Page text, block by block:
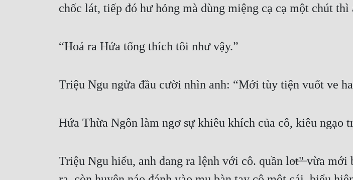
chốc lát, tiếp đó hư hỏng mà dùng miệng cạ cạ một chút
“Hoá ra Hứa tổng thích tôi như vậy.”
Triệu Ngu ngửa đầu cười nhìn anh: “Mới tùy tiện vuốt ve
Hứa Thừa Ngôn làm ngơ sự khiêu khích của cô, kiêu ngạo
Triệu Ngu hiểu, anh đang ra lệnh với cô. quần lo̶t̶"̶ vừa